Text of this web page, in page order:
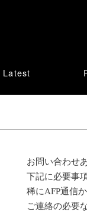
Latest
お問い合わせ
下記に必要事
稀にAFP通信
ご連絡の必要